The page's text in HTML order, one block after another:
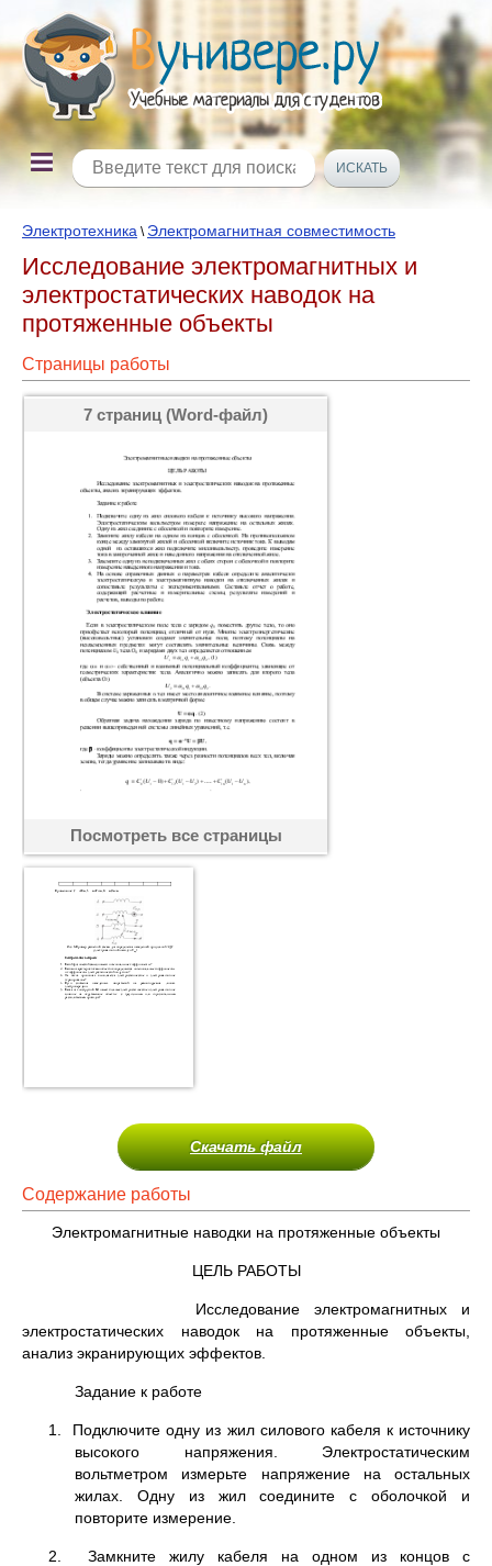
Электротехника \ Электромагнитная совместимость
Исследование электромагнитных и
электростатических наводок на
протяженные объекты
Страницы работы
7 страниц (Word-файл)
Посмотреть все страницы
Скачать файл
Содержание работы
Электромагнитные наводки на протяженные объекты
ЦЕЛЬ РАБОТЫ
Исследование электромагнитных и
электростатических наводок на протяженные объекты,
анализ экранирующих эффектов.
Задание к работе
1. Подключите одну из жил силового кабеля к источнику
высокого напряжения. Электростатическим
вольтметром измерьте напряжение на остальных
жилах. Одну из жил соедините с оболочкой и
повторите измерение.
2. Замкните жилу кабеля на одном из концов с